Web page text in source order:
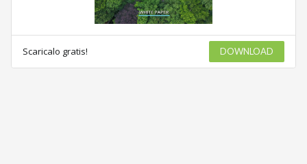
Scaricalo gratis! DOWNLOAD